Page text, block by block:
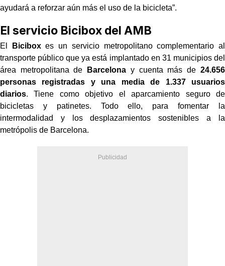
ayudará a reforzar aún más el uso de la bicicleta”.
El servicio Bicibox del AMB
El Biciboxes un servicio metropolitano complementario al
transporte público que ya está implantado en 31 municipios del
área metropolitana de
Barcelona y cuenta más de 24.656
personas registradas y una media de 1.337 usuarios
diarios. Tiene como objetivo el aparcamiento seguro de
bicicletas y patinetes. Todo ello, para fomentar la
intermodalidad y los desplazamientos sostenibles a la
metrópolis de Barcelona.